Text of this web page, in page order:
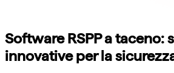
Software RSPP a taceno:
innovative per la